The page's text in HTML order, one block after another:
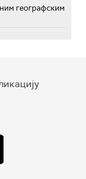
географским